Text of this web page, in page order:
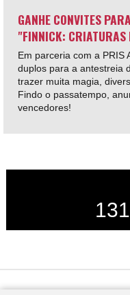
GANHE CONVITES
"FINNICK: CRIATURAS
Em parceria com a PRIS
duplos para a antestreia
trazer muita magia,
Findo o passatempo,
vencedores!